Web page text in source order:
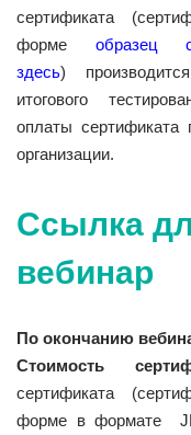
сертификата
форме образец
здесь)
итогового
оплаты сертификата
организации.
Ссылка
вебинар
По окончанию
Стоимость
сертификата
форме вформате